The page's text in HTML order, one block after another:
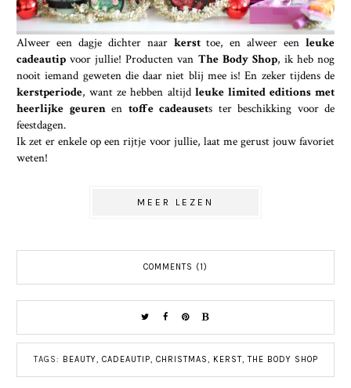
Alweer een dagje dichter naar kersttoe, en alweer een leuke
cadeautipvoor jullie! Producten van The Body Shop, ik heb nog
nooit iemand geweten die daar niet blij mee is! En zeker tijdens de
kerstperiode, want ze hebben altijd leuke limited editions met
heerlijke geurenen toffe cadeausets ter beschikking voor de
feestdagen.
Ik zet er enkele op een rijtje voor jullie, laat me gerust jouw favoriet
weten!
MEER LEZEN
COMMENTS (1)
TAGS: BEAUTY, CADEAUTIP, CHRISTMAS, KERST,THE BODY SHOP